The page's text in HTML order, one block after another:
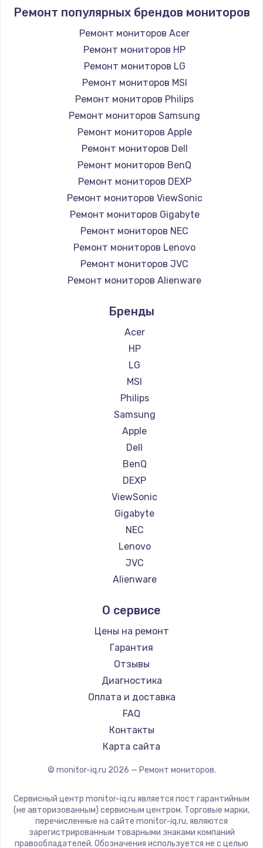
Замена вебкамеры
1260 руб.
Заказать
Ремонт петель крышки
990 руб.
Заказать
Настройка Wi-Fi
1030 руб.
Заказать
Замена шим-контроллера
3900 руб.
Заказать
600 руб.
Заказать
Ремонт популярных брендов мониторов
Ремонт мониторов Acer
Ремонт мониторов HP
Ремонт мониторов LG
Ремонт мониторов MSI
Ремонт мониторов Philips
Ремонт мониторов Samsung
Ремонт мониторов Apple
Ремонт мониторов Dell
Ремонт мониторов BenQ
Ремонт мониторов DEXP
Ремонт мониторов ViewSonic
Ремонт мониторов Gigabyte
Ремонт мониторов NEC
Ремонт мониторов Lenovo
Ремонт мониторов JVC
Ремонт мониторов Alienware
Ремонт мониторов Thunderobot
Ремонт мониторов Hisense
Ремонт мониторов АОС
Ремонт мониторов Ardor
Ремонт мониторов Machenike
Ремонт мониторов iru
Ремонт мониторов Titan Army
Ремонт мониторов iFFALCON
Ремонт мониторов Dahua
Бренды
Acer
HP
LG
MSI
Philips
Samsung
Apple
Dell
BenQ
DEXP
ViewSonic
Gigabyte
NEC
Lenovo
JVC
Alienware
Thunderobot
Hisense
АОС
Ardor
Machenike
iru
Titan Army
iFFALCON
Dahua
О сервисе
Цены на ремонт
Гарантия
Отзывы
Диагностика
Оплата и доставка
FAQ
Контакты
Карта сайта
© monitor-iq.ru 2026 — Ремонт мониторов.
Сервисный центр monitor-iq.ru является пост гарантийным
(не авторизованным) сервисным центром. Торговые марки,
перечисленные на сайте monitor-iq.ru, являются
зарегистрированным товарными знаками компаний
правообладателей. Обозначения используется не с целью